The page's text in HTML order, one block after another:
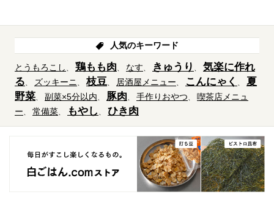
人気のキーワード
とうもろこし 鶏もも肉 なす きゅうり
気楽に作れ
る
ズッキーニ 枝豆 居酒屋メニュー こんにゃく
夏
野菜
副菜×5分以内 豚肉 手作りおやつ
喫茶店メニュ
ー
常備菜 もやし ひき肉